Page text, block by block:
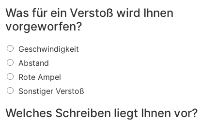
Was für ein Verstoß wird Ihnen
vorgeworfen?
W
a
s
f
ü
r
i
Geschwindigkeit
Abstand
Rote Ampel
Sonstiger Verstoß
Welches Schreiben liegt Ihnen vor?